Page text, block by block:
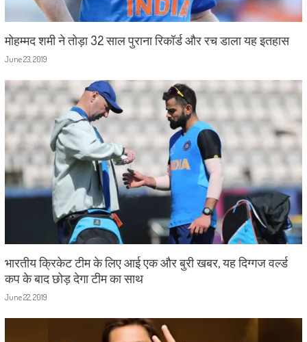
मोहम्मद शमी ने तोड़ा 32 साल पुराना रिकॉर्ड और रच डाला यह इतहास
June 23, 2019
भारतीय क्रिकेट टीम के लिए आई एक और बुरी खबर, यह दिग्गज वर्ल्ड
कप के बाद छोड़ देगा टीम का साथ
June 22, 2019